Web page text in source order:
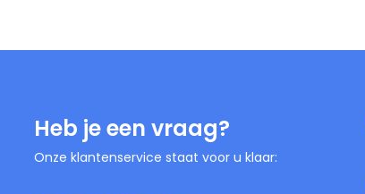
Heb je een vraag?
Onze klantenservice staat voor u klaar: